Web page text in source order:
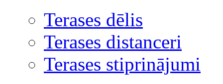
Terases dēlis
Terases distanceri
Terases stiprinājumi